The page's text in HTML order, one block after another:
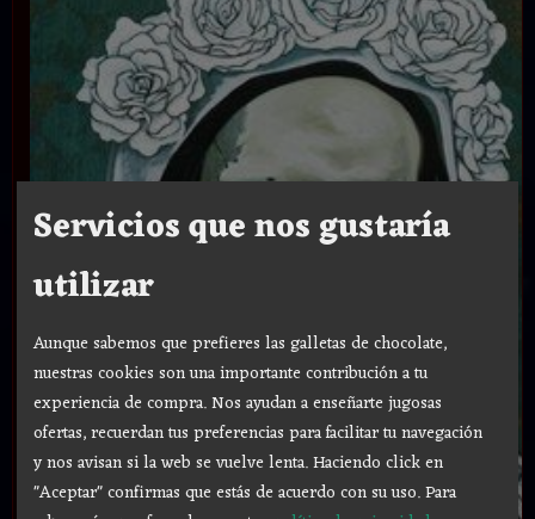
Servicios que nos gustaría
utilizar
Aunque sabemos que prefieres las galletas de chocolate,
nuestras cookies son una importante contribución a tu
experiencia de compra. Nos ayudan a enseñarte jugosas
ofertas, recuerdan tus preferencias para facilitar tu navegación
y nos avisan si la web se vuelve lenta. Haciendo click en
"Aceptar" confirmas que estás de acuerdo con su uso.Para